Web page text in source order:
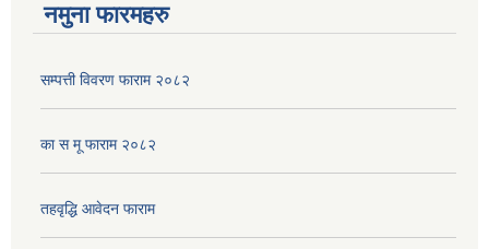
नमुना फारमहरु
सम्पत्ती विवरण फाराम २०८२
का स मू फाराम २०८२
तहवृद्धि आवेदन फाराम